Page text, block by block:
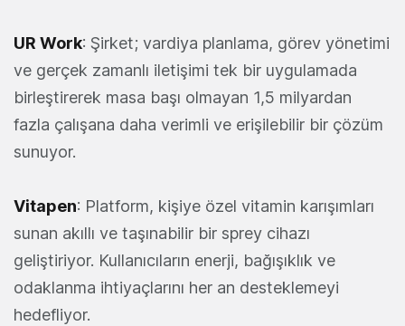
UR Work: Şirket; vardiya planlama, görev yönetimi
ve gerçek zamanlı iletişimi tek bir uygulamada
birleştirerek masa başı olmayan 1,5 milyardan
fazla çalışana daha verimli ve erişilebilir bir çözüm
sunuyor.
Vitapen: Platform, kişiye özel vitamin karışımları
sunan akıllı ve taşınabilir bir sprey cihazı
geliştiriyor. Kullanıcıların enerji, bağışıklık ve
odaklanma ihtiyaçlarını her an desteklemeyi
hedefliyor.